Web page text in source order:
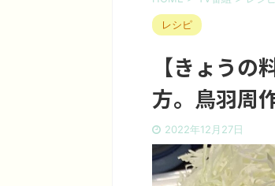
レシピ
【きょう
方。鳥羽周
2022年12月27日